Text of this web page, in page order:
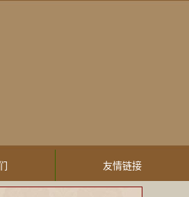
友情链接